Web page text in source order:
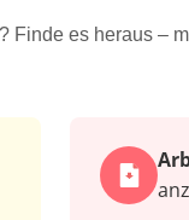
? Finde es heraus –